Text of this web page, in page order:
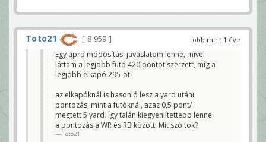
több mint 1 éve
Toto21
8 959
Egy apró módosítási javaslatom lenne, mivel
láttam a legjobb futó 420 pontot szerzett, míg a
legjobb elkapó 295-öt.
az elkapóknál is hasonló lesz a yard utáni
pontozás, mint a futóknál, azaz 0,5 pont/
megtett 5 yard. Így talán kiegyenlítettebb lenne
a pontozás a WR és RB között. Mit szóltok?
Toto21